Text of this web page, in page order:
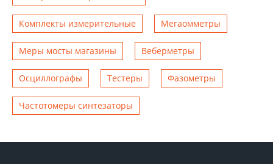
Комплекты измерительные Мегаомметры
Меры мосты магазины Веберметры
Осциллографы Тестеры Фазометры
Чаcтотомеры синтезаторы